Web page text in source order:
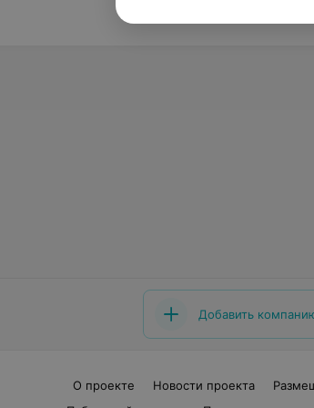
Добавить
О проекте Новости проекта